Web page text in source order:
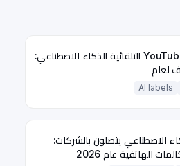
ملصقات YouTube التلقائية للذكاء الاصطناعي:
لعام
AI labels
الاصطناعي يتصلون بالشركات:
الهاتفية عام 2026